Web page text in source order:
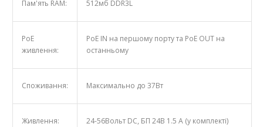
Пам'ять RAM: 512мб DDR3L
PoE
живлення:
PoE IN на першому порту та PoE OUT на
останньому
Споживання: Максимально до 37Вт
Живлення: 24-56Вольт DC, БП 24В 1.5 А (у комплекті)